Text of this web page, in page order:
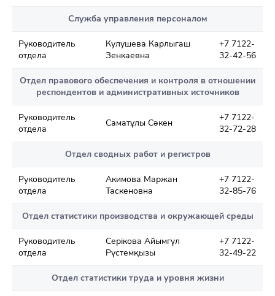
Служба управления персоналом
Руководитель
отдела
Кулушева Карлыгаш
Зенкаевна
+7 7122-
32-42-56
Отдел правового обеспечения и контроля в отношении
респондентов и административных источников
Руководитель
отдела
Саматұлы Сәкен
+7 7122-
32-72-28
Отдел сводных работ и регистров
Руководитель
отдела
Акимова Маржан
Таскеновна
+7 7122-
32-85-76
Отдел статистики производства и окружающей среды
Руководитель
отдела
Серікова Айымгүл
Рүстемқызы
+7 7122-
32-49-22
Отдел статистики труда и уровня жизни